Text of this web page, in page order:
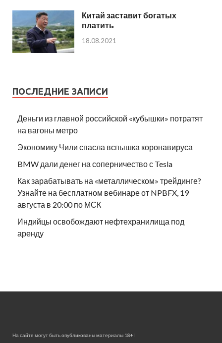
Китай заставит богатых
платить
18.08.2021
ПОСЛЕДНИЕ ЗАПИСИ
Деньги из главной российской «кубышки» потратят
на вагоны метро
Экономику Чили спасла вспышка коронавируса
BMW дали денег на соперничество с Tesla
Как зарабатывать на «металлическом» трейдинге?
Узнайте на бесплатном вебинаре от NPBFX, 19
августа в 20:00 по МСК
Индийцы освобождают нефтехранилища под
аренду
На сайте могут быть опубликованы материалы 18+!